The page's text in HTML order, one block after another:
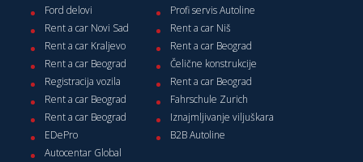
Ford delovi
Profi servis Autoline
Rent a car Novi Sad
Rent a car Niš
Rent a car Kraljevo
Rent a car Beograd
Rent a car Beograd
Čelične konstrukcije
Registracija vozila
Rent a car Beograd
Rent a car Beograd
Fahrschule Zurich
Rent a car Beograd
Iznajmljivanje viljuškara
EDePro
B2B Autoline
Autocentar Global